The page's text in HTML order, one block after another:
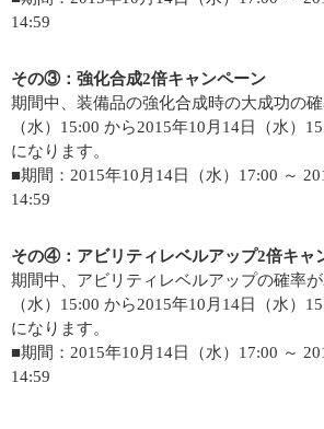
14:59
その③：強化合成2倍キャンペーン
期間中、装備品の強化合成時の大成功の
（水）15:00 から2015年10月14日（水）
になります。
■期間：2015年10月14日（水）17:00 ～
14:59
その④：アビリティレベルアップ2倍キャ
期間中、アビリティレベルアップの確率が
（水）15:00 から2015年10月14日（水）
になります。
■期間：2015年10月14日（水）17:00 ～
14:59